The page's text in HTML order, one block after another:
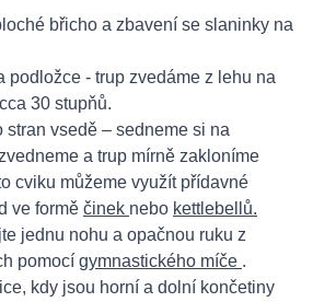
břicho a zbavení se slaninky na
podložce - trup zvedáme z lehu na
30 stupňů.
stran vsedě – sedneme si na
a trup mírně zakloníme
cviku můžeme využít přídavné
ve formě činek nebo kettlebellů.
jednu nohu a opačnou ruku z
pomocí gymnastického míče .
kdy jsou horní a dolní končetiny